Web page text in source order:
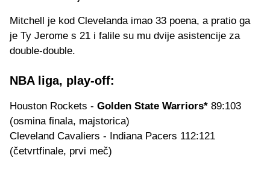
Mitchell je kod Clevelanda imao 33 poena, a pratio ga
je Ty Jerome s 21 i falile su mu dvije asistencije za
double-double.
NBA liga, play-off:
Houston Rockets - Golden State Warriors* 89:103
(osmina finala, majstorica)
Cleveland Cavaliers - Indiana Pacers 112:121
(četvrtfinale, prvi meč)